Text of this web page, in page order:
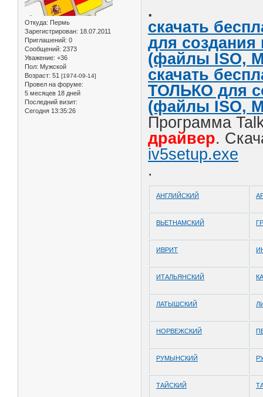
Откуда: Пермь
Зарегистрирован: 18.07.2011
Приглашений: 0
Сообщений: 2373
Уважение: +36
Пол: Мужской
Возраст: 51 [1974-09-14]
Провел на форуме:
5 месяцев 18 дней
Последний визит:
Сегодня 13:35:26
.
скачать
для создания
(файлы ISO,
скачать
ТОЛЬКО для
(файлы ISO,
Программа
драйвер.
iv5setup.exe
.
АНГЛИЙСКИЙ
ВЬЕТНАМСКИЙ
ИВРИТ
ИТАЛЬЯНСКИЙ
ЛАТЫШСКИЙ
НОРВЕЖСКИЙ
РУМЫНСКИЙ
ТАЙСКИЙ